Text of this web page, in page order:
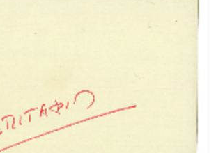
[Φάκελος] GR-As-MTH-003-Sc-003-017-
[Φάκελος] GR-As-MTH-003-Sc-004-021-
[Φάκελος] GR-As-MTH-003-Sc-004-022-
GR-As-MTH-003-Sc-004-023-
[Φάκελος] GR-As-MTH-003-Sc-004-024-